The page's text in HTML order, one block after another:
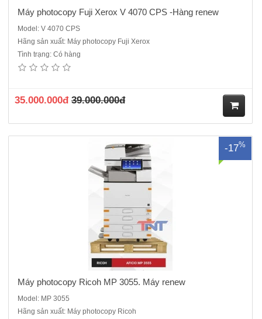
Máy photocopy Fuji Xerox V 4070 CPS -Hàng renew
Model: V 4070 CPS
Hãng sản xuất: Máy photocopy Fuji Xerox
Tình trạng: Có hàng
35.000.000đ 39.000.000đ
ua
-17%
Máy Photocopy Ricoh MP 3055.ĐQSD - Máy renew máy cao cấp cho
văn phòng , tại sao khách hàng lại không lựa chọn, một chiếc máy
Máy photocopy Ricoh MP 3055. Máy renew
Model: MP 3055
Hãng sản xuất: Máy photocopy Ricoh